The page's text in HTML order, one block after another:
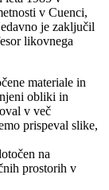
v Cuenci,
je zaključil
likovnega
materiale in
obliki in
v več
prispeval slike,
na
prostorih v